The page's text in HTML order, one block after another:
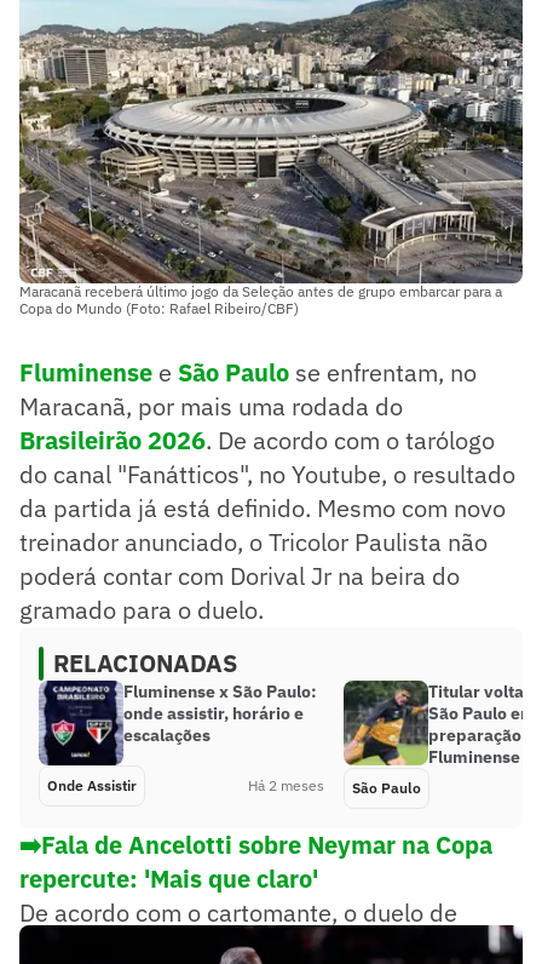
Maracanã receberá último jogo da Seleção antes de grupo embarcar para a
Copa do Mundo (Foto: Rafael Ribeiro/CBF)
Fluminense e São Paulo se enfrentam, no
Maracanã, por mais uma rodada do
Brasileirão 2026. De acordo com o tarólogo
do canal "Fanátticos", no Youtube, o resultado
da partida já está definido. Mesmo com novo
treinador anunciado, o Tricolor Paulista não
poderá contar com Dorival Jr na beira do
gramado para o duelo.
RELACIONADAS
Fluminense x São Paulo:
onde assistir, horário e
escalações
Onde Assistir Há 2 meses
Titular volta
São Paulo
preparação
Fluminense
São Paulo
➡️Fala de Ancelotti sobre Neymar na Copa
repercute: 'Mais que claro'
De acordo com o cartomante, o duelo de
tricolores irá acabar empatado em 0 a 0.